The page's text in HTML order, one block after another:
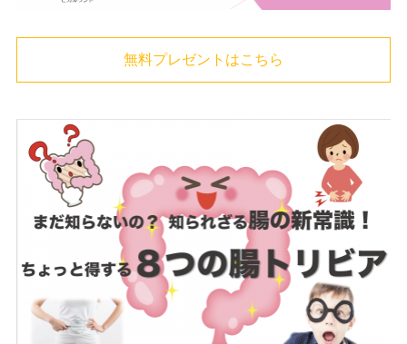
無料プレゼントはこちら